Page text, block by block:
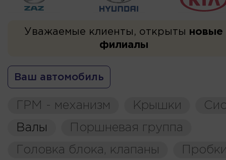
Уважаемые клиенты, открыты новые
филиалы
Ваш автомобиль
ГРМ - механизм Крышки
Валы
Поршневая группа
Головка блока, клапаны